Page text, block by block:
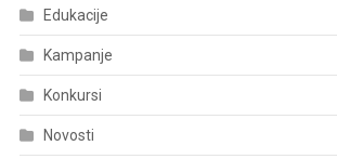
Edukacije
Kampanje
Konkursi
Novosti